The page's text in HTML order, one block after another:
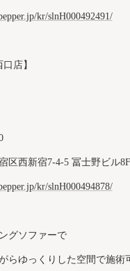
kr/slnH000492491/
店】
区西新宿7-4-5 冨士野ビル8F
kr/slnH000494878/
グソファーで
らゆっくりした空間で施